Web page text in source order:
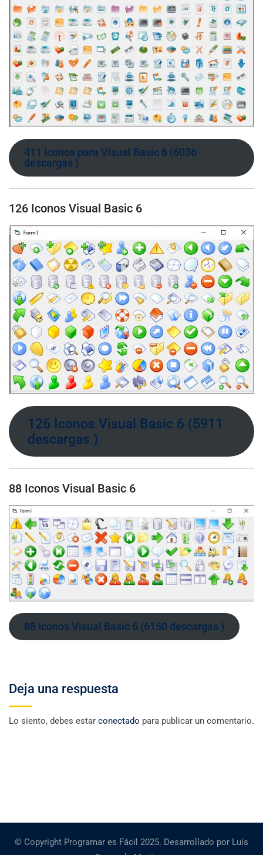
411 Iconos para Visual Basic 6 (6036
descargas )
126 Iconos Visual Basic 6
126 Iconos Visual Basic 6 (5911
descargas )
88 Iconos Visual Basic 6
88 Iconos Visual Basic 6 (6150 descargas )
Deja una respuesta
Lo siento, debes estar conectado para publicar un comentario.
© Copyright Programar es Fácil 2025. Desarrollado por Luis